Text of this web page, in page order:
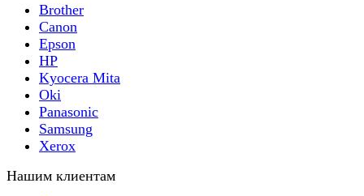
Brother
Canon
Epson
HP
Kyocera Mita
Oki
Panasonic
Samsung
Xerox
Нашим клиентам